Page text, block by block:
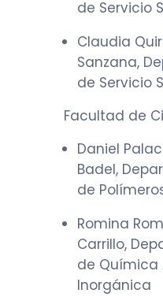
de Servicio
Claudia
Sanzana,
de Servicio
Facultad de
Daniel
Badel,
de
Romina
Carrillo,
de Química
Inorgánica